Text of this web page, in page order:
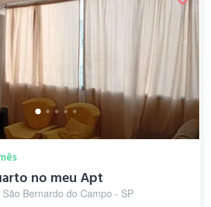
no meu Apt
Bernardo do Campo - SP